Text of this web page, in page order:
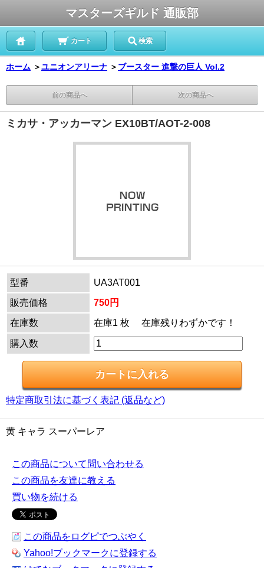
マスターズギルド 通販部
カート 検索
ホーム ＞ユニオンアリーナ ＞ ブースター 進撃の巨人 Vol.2
前の商品へ 次の商品へ
ミカサ・アッカーマン EX10BT/AOT-2-008
型番
UA3AT001
販売価格
750円
在庫数
在庫1 枚 在庫残りわずかです！
購入数
特定商取引法に基づく表記 (返品など)
黄 キャラ スーパーレア
この商品について問い合わせる
この商品を友達に教える
買い物を続ける
この商品をログピでつぶやく
Yahoo!ブックマークに登録する